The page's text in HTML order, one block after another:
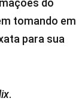
do
tomando em
para sua
.